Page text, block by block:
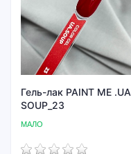
Гель-лак PAINT ME .UA
SOUP_23
МАЛО